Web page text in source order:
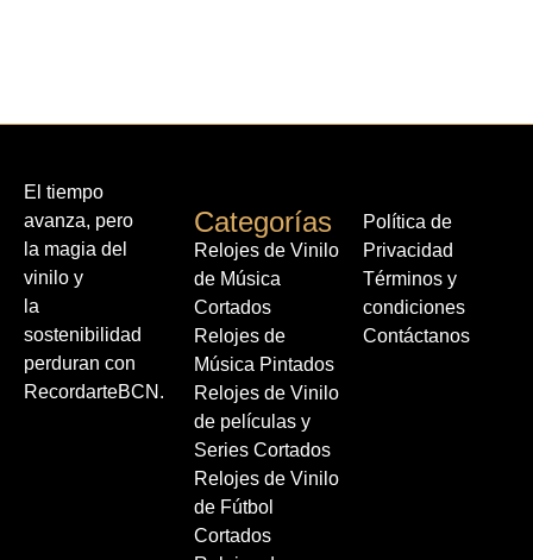
El tiempo
avanza, pero
la magia del
vinilo y
la
sostenibilidad
perduran con
RecordarteBCN.
Categorías
Relojes de Vinilo
de Música
Cortados
Relojes de
Música Pintados
Relojes de Vinilo
de películas y
Series Cortados
Relojes de Vinilo
de Fútbol
Cortados
Política de
Privacidad
Términos y
condiciones
Contáctanos